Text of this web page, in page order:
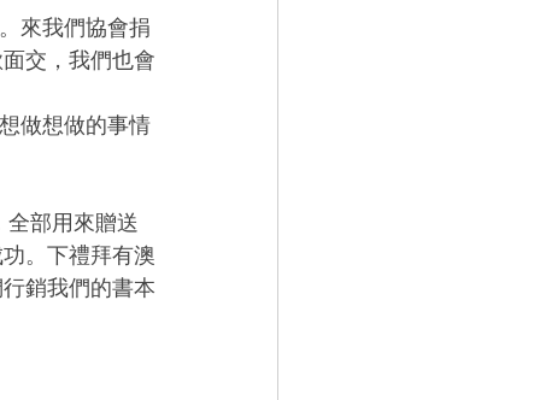
。來我們協會捐
交，我們也會
做想做的事情
全部用來贈送
。下禮拜有澳
銷我們的書本